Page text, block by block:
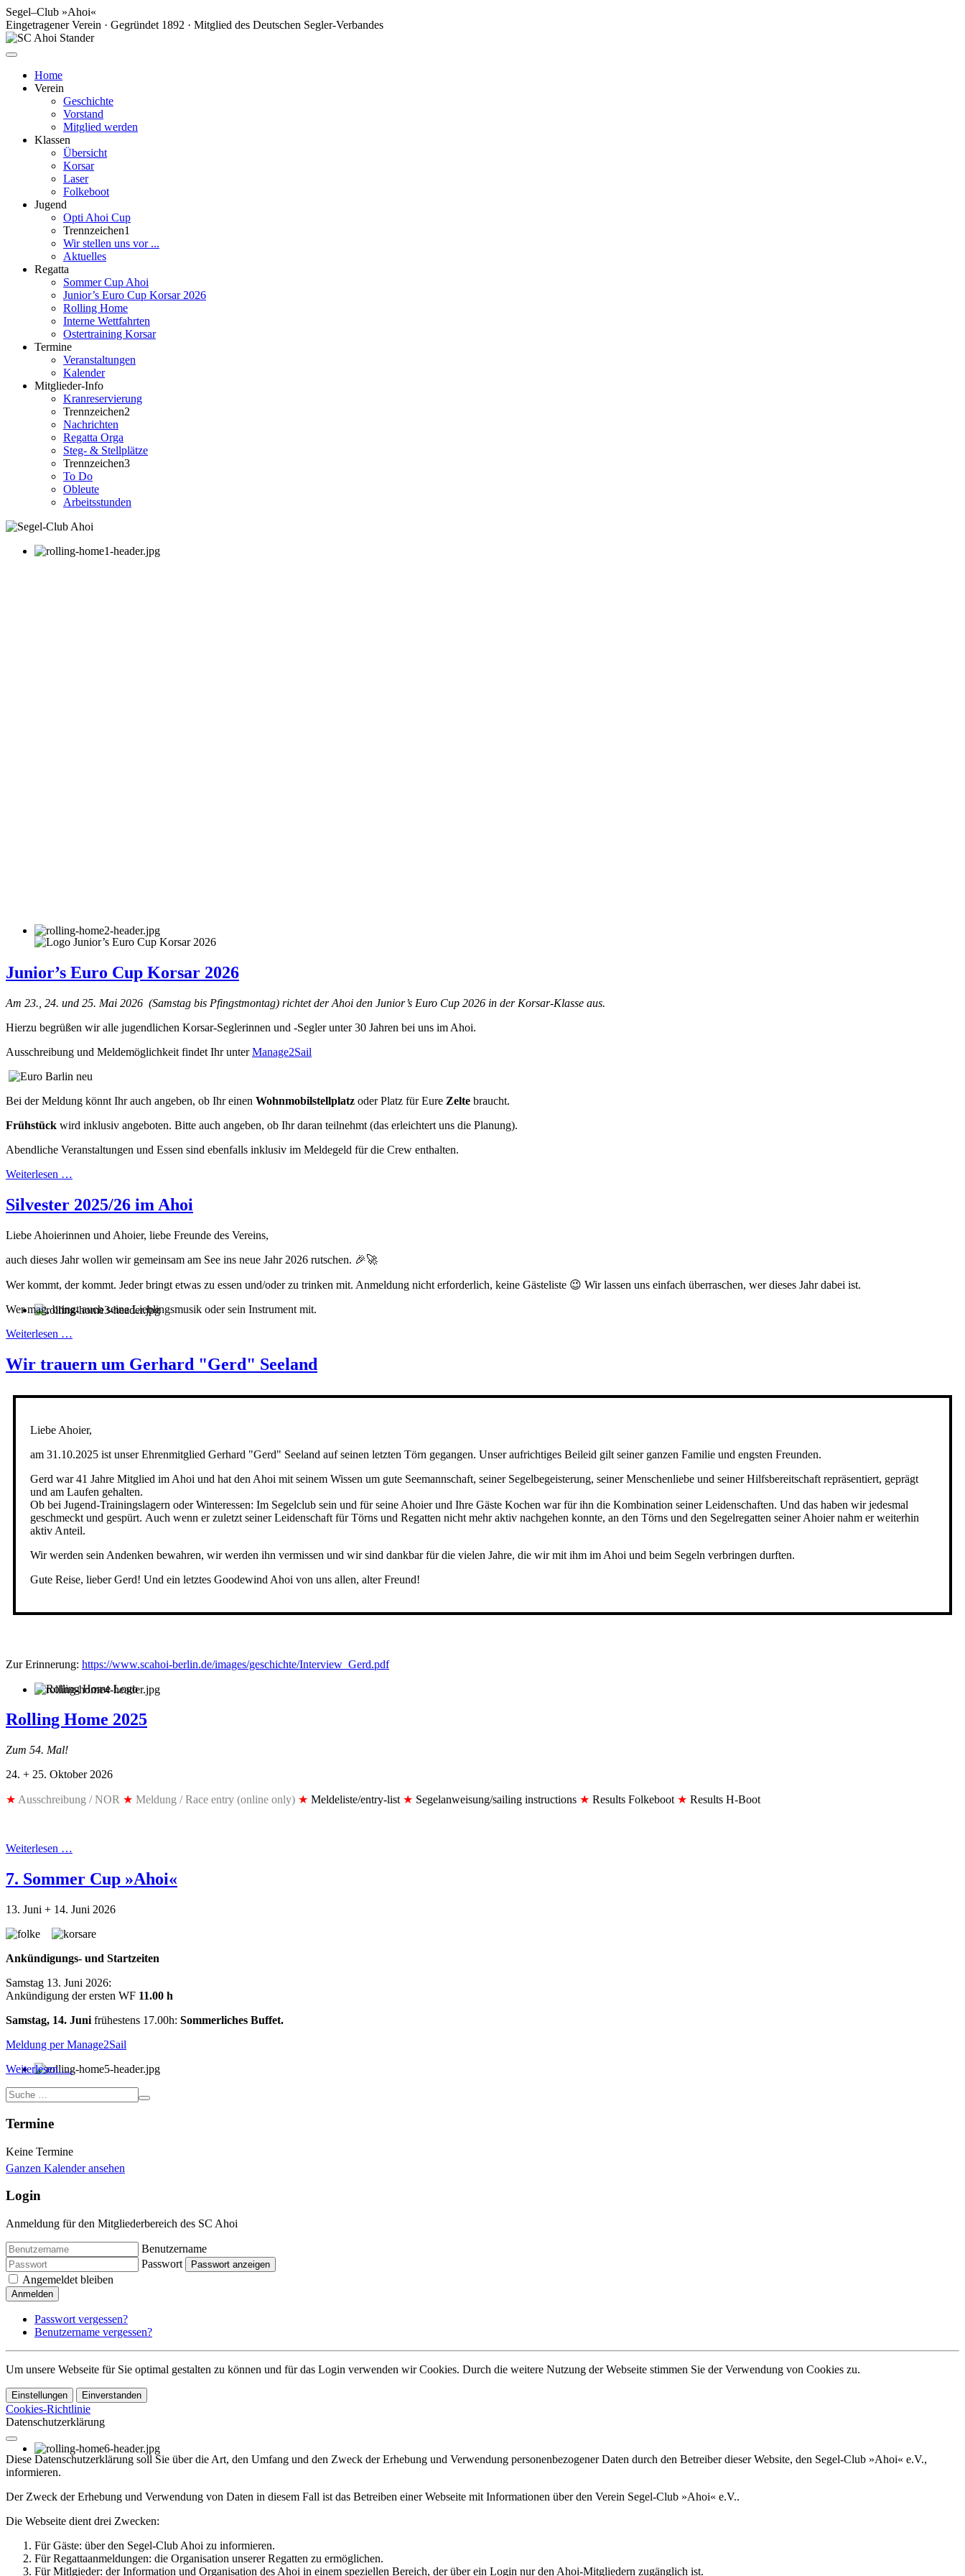
Segel–Club »Ahoi«
Eingetragener Verein · Gegründet 1892 · Mitglied des Deutschen Segler-Verbandes
Home
Verein
Geschichte
Vorstand
Mitglied werden
Klassen
Übersicht
Korsar
Laser
Folkeboot
Jugend
Opti Ahoi Cup
Trennzeichen1
Wir stellen uns vor ...
Aktuelles
Regatta
Sommer Cup Ahoi
Junior’s Euro Cup Korsar 2026
Rolling Home
Interne Wettfahrten
Ostertraining Korsar
Termine
Veranstaltungen
Kalender
Mitglieder-Info
Kranreservierung
Trennzeichen2
Nachrichten
Regatta Orga
Steg- & Stellplätze
Trennzeichen3
To Do
Obleute
Arbeitsstunden
Junior’s Euro Cup Korsar 2026
Am 23., 24. und 25. Mai 2026 (Samstag bis Pfingstmontag) richtet der Ahoi den Junior’s Euro Cup 2026 in der Korsar-Klasse aus.
Hierzu begrüßen wir alle jugendlichen Korsar-Seglerinnen und -Segler unter 30 Jahren bei uns im Ahoi.
Ausschreibung und Meldemöglichkeit findet Ihr unterManage2Sail
Bei der Meldung könnt Ihr auch angeben, ob Ihr einen Wohnmobilstellplatz oder Platz für Eure Zelte braucht.
Frühstück wird inklusiv angeboten. Bitte auch angeben, ob Ihr daran teilnehmt (das erleichtert uns die Planung).
Abendliche Veranstaltungen und Essen sind ebenfalls inklusiv im Meldegeld für die Crew enthalten.
Weiterlesen …
Silvester 2025/26 im Ahoi
Liebe Ahoierinnen und Ahoier, liebe Freunde des Vereins,
auch dieses Jahr wollen wir gemeinsam am See ins neue Jahr 2026 rutschen. 🎉🚀
Wer kommt, der kommt. Jeder bringt etwas zu essen und/oder zu trinken mit. Anmeldung nicht erforderlich, keine Gästeliste 😉 Wir lassen uns einfach überraschen, wer dieses Jahr dabei ist.
Wer mag, bringt auch seine Lieblingsmusik oder sein Instrument mit.
Weiterlesen …
Wir trauern um Gerhard "Gerd" Seeland
Liebe Ahoier,
am 31.10.2025 ist unser Ehrenmitglied Gerhard "Gerd" Seeland auf seinen letzten Törn gegangen. Unser aufrichtiges Beileid gilt seiner ganzen Familie und engsten Freunden.
Gerd war 41 Jahre Mitglied im Ahoi und hat den Ahoi mit seinem Wissen um gute Seemannschaft, seiner Segelbegeisterung, seiner Menschenliebe und seiner Hilfsbereitschaft repräsentiert, geprägt
und am Laufen gehalten.
Ob bei Jugend-Trainingslagern oder Winteressen: Im Segelclub sein und für seine Ahoier und Ihre Gäste Kochen war für ihn die Kombination seiner Leidenschaften. Und das haben wir jedesmal
geschmeckt und gespürt. Auch wenn er zuletzt seiner Leidenschaft für Törns und Regatten nicht mehr aktiv nachgehen konnte, an den Törns und den Segelregatten seiner Ahoier nahm er weiterhin
aktiv Anteil.
Wir werden sein Andenken bewahren, wir werden ihn vermissen und wir sind dankbar für die vielen Jahre, die wir mit ihm im Ahoi und beim Segeln verbringen durften.
Gute Reise, lieber Gerd! Und ein letztes Goodewind Ahoi von uns allen, alter Freund!
Zur Erinnerung: https://www.scahoi-berlin.de/images/geschichte/Interview_Gerd.pdf
Rolling Home 2025
Zum 54. Mal!
24. + 25. Oktober 2026
★ Ausschreibung / NOR ★ Meldung / Race entry (online only) ★ Meldeliste/entry-list ★ Segelanweisung/sailing instructions ★ Results Folkeboot ★ Results H-Boot
Weiterlesen …
7. Sommer Cup »Ahoi«
13. Juni + 14. Juni 2026
Ankündigungs- und Startzeiten
Samstag 13. Juni 2026:
Ankündigung der ersten WF 11.00 h
Samstag, 14. Juni frühestens 17.00h: Sommerliches Buffet.
Meldung per Manage2Sail
Weiterlesen …
Termine
Keine Termine
Ganzen Kalender ansehen
Login
Anmeldung für den Mitgliederbereich des SC Ahoi
Benutzername
Passwort
Passwort anzeigen
Angemeldet bleiben
Anmelden
Passwort vergessen?
Benutzername vergessen?
Um unsere Webseite für Sie optimal gestalten zu können und für das Login verwenden wir Cookies. Durch die weitere Nutzung der Webseite stimmen Sie der Verwendung von Cookies zu.
Einstellungen Einverstanden
Cookies-Richtlinie
Datenschutzerklärung
Diese Datenschutzerklärung soll Sie über die Art, den Umfang und den Zweck der Erhebung und Verwendung personenbezogener Daten durch den Betreiber dieser Website, den Segel-Club »Ahoi« e.V.,
informieren.
Der Zweck der Erhebung und Verwendung von Daten in diesem Fall ist das Betreiben einer Webseite mit Informationen über den Verein Segel-Club »Ahoi« e.V..
Die Webseite dient drei Zwecken:
Für Gäste: über den Segel-Club Ahoi zu informieren.
Für Regattaanmeldungen: die Organisation unserer Regatten zu ermöglichen.
Für Mitlgieder: der Information und Organisation des Ahoi in einem speziellen Bereich, der über ein Login nur den Ahoi-Mitgliedern zugänglich ist.